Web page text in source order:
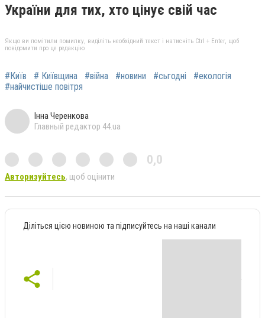
України для тих, хто цінує свій час
Якщо ви помітили помилку, виділіть необхідний текст і натисніть Ctrl + Enter, щоб
повідомити про це редакцію
#Київ # Київщина #війна #новини #сьгодні
#екологія
#найчистіше повітря
Інна Черенкова
Главный редактор 44.ua
0,0
Авторизуйтесь, щоб оцінити
Діліться цією новиною та підписуйтесь на наші канали